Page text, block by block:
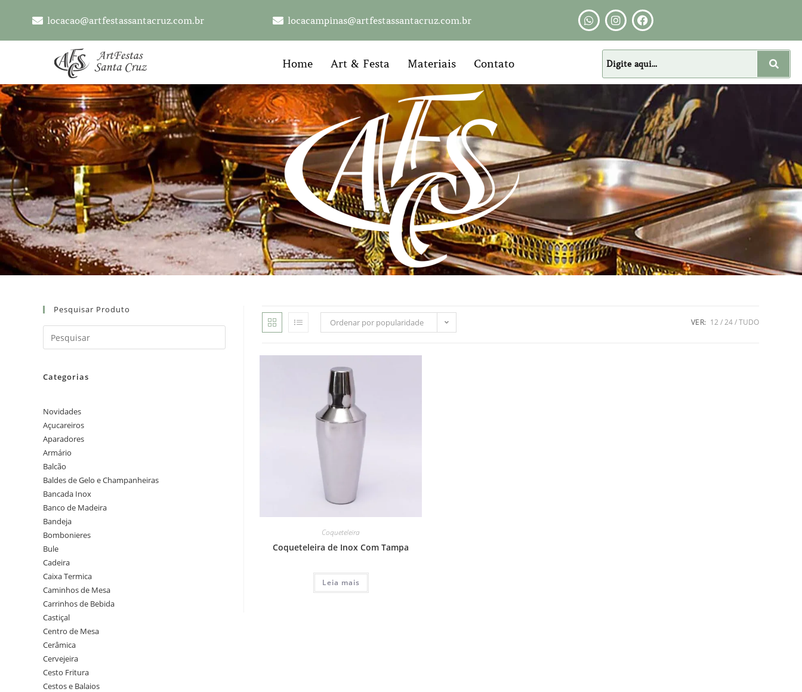
locacao@artfestassantacruz.com.br locacampinas@artfestassantacruz.com.br
Home Art & Festa Materiais Contato
Ordenar por popularidade VER: 12 24 TUDO
Coqueteleira
Coqueteleira de Inox Com Tampa
Leia mais
Pesquisar Produto
Categorias
Novidades
Açucareiros
Aparadores
Armário
Balcão
Baldes de Gelo e Champanheiras
Bancada Inox
Banco de Madeira
Bandeja
Bombonieres
Bule
Cadeira
Caixa Termica
Caminhos de Mesa
Carrinhos de Bebida
Castiçal
Centro de Mesa
Cerâmica
Cervejeira
Cesto Fritura
Cestos e Balaios